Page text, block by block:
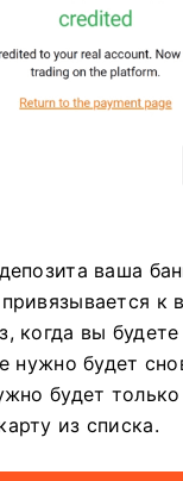
ваша
к
когда вы будете
нужно будет
будет
из списка.